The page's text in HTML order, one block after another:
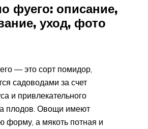
фуего: описание,
уход, фото
— это сорт помидор,
садоводами за счет
и привлекательного
плодов. Овощи имеют
форму, а мякоть потная и